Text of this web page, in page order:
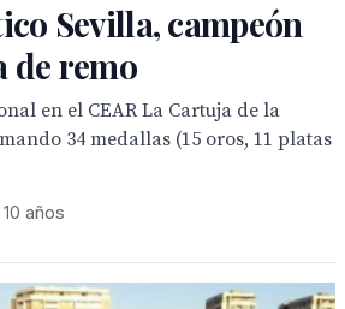
Sevilla, campeón
de remo
en el CEAR La Cartuja de la
34 medallas (15 oros, 11 platas
años